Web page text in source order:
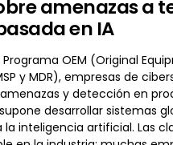
amenazas a
en IA
OEM (Original
y MDR), empresas de
y detección en
desarrollar sistemas
inteligencia artificial. Las